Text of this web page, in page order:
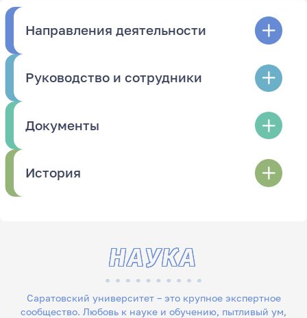
Направления деятельности
Руководство и сотрудники
Документы
История
Саратовский университет – это крупное экспертное
сообщество. Любовь к науке и обучению, пытливый ум,
НАУКА